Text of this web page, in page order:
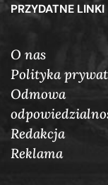
PRZYDATNE LINKI
O nas
Polityka
Odmowa
Redakcja
Reklama